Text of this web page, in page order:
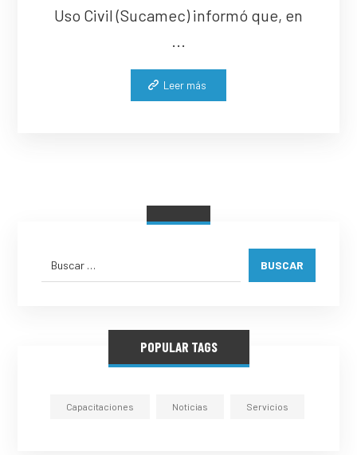
Uso Civil (Sucamec) informó que, en
Leer más
BUSCAR
POPULAR TAGS
Capacitaciones Noticias Servicios